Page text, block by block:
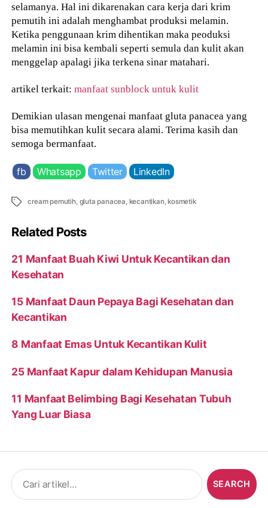
selamanya. Hal ini dikarenakan cara kerja dari krim
pemutih ini adalah menghambat produksi melamin.
Ketika penggunaan krim dihentikan maka peoduksi
melamin ini bisa kembali seperti semula dan kulit akan
menggelap apalagi jika terkena sinar matahari.
artikel terkait:manfaat sunblock untuk kulit
Demikian ulasan mengenai manfaat gluta panacea yang
bisa memutihkan kulit secara alami. Terima kasih dan
semoga bermanfaat.
fb Whatsapp Twitter LinkedIn
Tags cream pemutih, gluta panacea, kecantikan, kosmetik
Related Posts
21 Manfaat Buah Kiwi Untuk Kecantikan dan
Kesehatan
15 Manfaat Daun Pepaya Bagi Kesehatan dan
Kecantikan
8 Manfaat Emas Untuk Kecantikan Kulit
25 Manfaat Kapur dalam Kehidupan Manusia
11 Manfaat Belimbing Bagi Kesehatan Tubuh
Yang Luar Biasa
Search
for: